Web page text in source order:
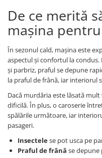
Huse Auto
Incarcatoare telefoane
Parasolare Auto
Produse curatare IT
Siguranta Rutiera
Stergatoare Auto
Electrica si Electronice Auto
Becuri Auto
Halogen
De ce merită
mașina
În sezonul cald, mașina este
aspectul și confortul la condus.
și parbriz, praful se depune
la praful de frână, iar interiorul
Dacă murdăria este lăsată
dificilă. În plus, o caroserie
spălările următoare, iar
pasageri.
Insectelese pot usca pe
Praful de frână se depune